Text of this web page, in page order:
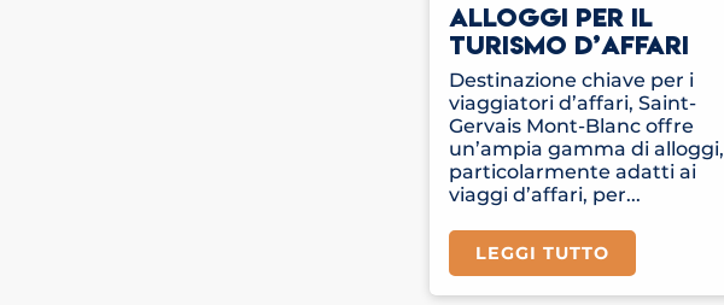
ALLOGGI PER IL
TURISMO D’AFFARI
Destinazione chiave per i
viaggiatori d’affari, Saint-
Gervais Mont-Blanc offre
un’ampia gamma di alloggi,
particolarmente adatti ai
viaggi d’affari, per...
LEGGI TUTTO